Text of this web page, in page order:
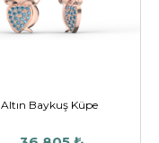
Altın Baykuş Küpe